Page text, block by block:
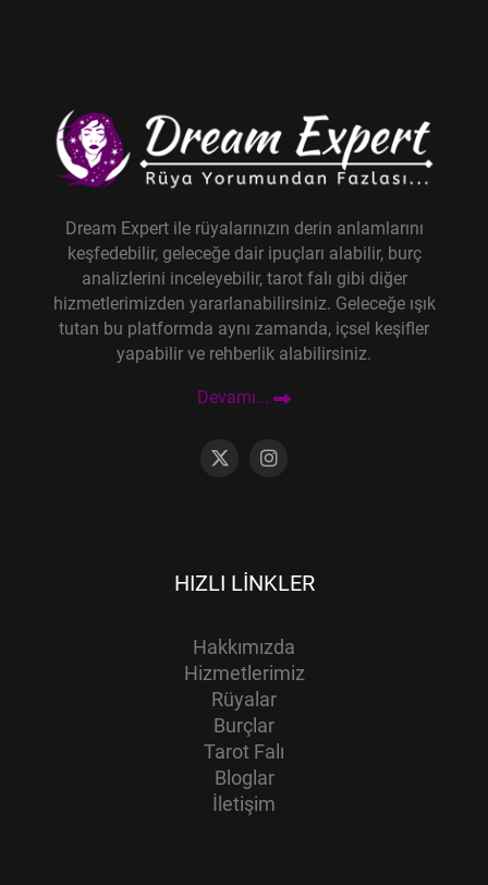
Dream Expert ile rüyalarınızın derin anlamlarını
keşfedebilir, geleceğe dair ipuçları alabilir, burç
analizlerini inceleyebilir, tarot falı gibi diğer
hizmetlerimizden yararlanabilirsiniz. Geleceğe ışık
tutan bu platformda aynı zamanda, içsel keşifler
yapabilir ve rehberlik alabilirsiniz.
Devamı...
HIZLI LINKLER
Hakkımızda
Hizmetlerimiz
Rüyalar
Burçlar
Tarot Falı
Bloglar
İletişim